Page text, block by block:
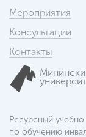
Мероприятия
Консультации
Контакты
Ресурсный
по обучению